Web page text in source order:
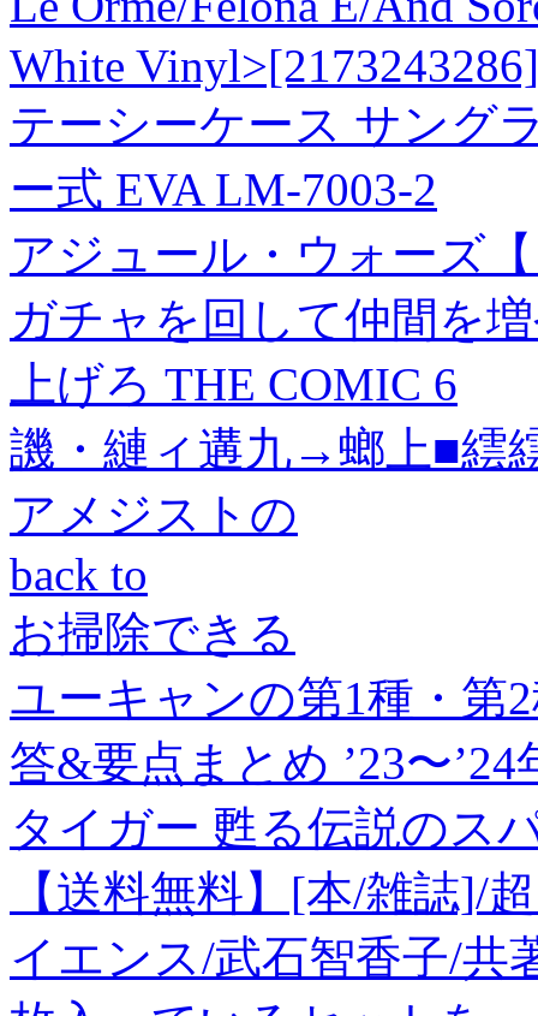
White Vinyl>[2173243286]
テーシーケース サング
ー式 EVA LM-7003-2
アジュール・ウォーズ
ガチャを回して仲間を
上げろ THE COMIC 6
譏・縺ィ遘九→螂上■繧
アメジストの
back to
お掃除できる
ユーキャンの第1種・第
答&要点まとめ ’23〜
タイガー 甦る伝説のス
【送料無料】[本/雑誌]/
イエンス/武石智香子/共